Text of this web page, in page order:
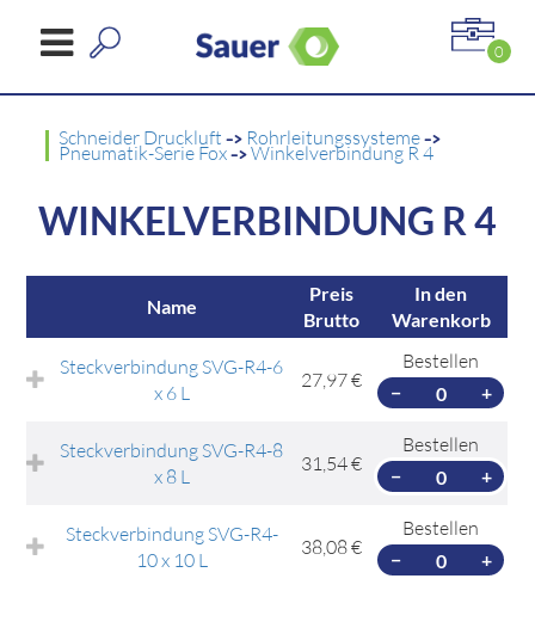
0
Schneider Druckluft-> Rohrleitungssysteme->
Pneumatik-Serie Fox->Winkelverbindung R 4
WINKELVERBINDUNG R 4
Name
Preis
Brutto
In den
Warenkorb
Steckverbindung SVG-R4-6
x 6 L
27,97 €
Bestellen
− +
Steckverbindung SVG-R4-8
x 8 L
31,54 €
Bestellen
− +
Steckverbindung SVG-R4-
10 x 10 L
38,08 €
Bestellen
− +